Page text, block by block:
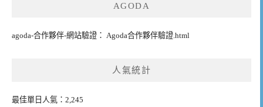
AGODA
agoda-合作夥伴-網站驗證： Agoda合作夥伴驗證.html
人氣統計
最佳單日人氣：2,245